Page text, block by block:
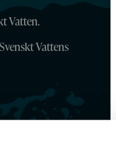
Vatten.
Vattens